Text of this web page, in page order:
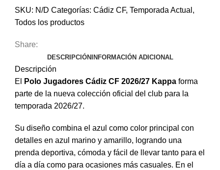
SKU: N/D Categorías: Cádiz CF, Temporada Actual ,
Todos los productos
Share:
DESCRIPCIÓN INFORMACIÓN ADICIONAL
Descripción
El
Polo Jugadores Cádiz CF 2026/27 Kappa forma
parte de la nueva colección oficial del club para la
temporada 2026/27.
Su diseño combina el azul como color principal con
detalles en azul marino y amarillo, logrando una
prenda deportiva, cómoda y fácil de llevar tanto para el
día a día como para ocasiones más casuales. En el